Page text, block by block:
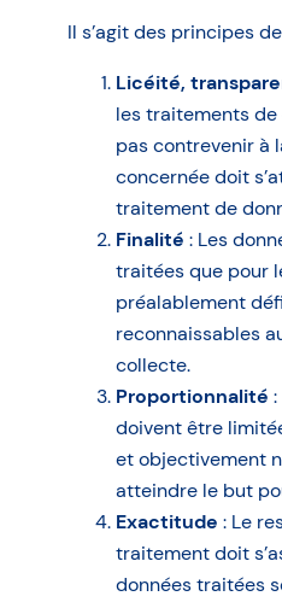
Il s’agit des principes
Licéité,
les traitements
pas contrevenir à
concernée doit
traitement de
Finalité : Les
traitées que pour
préalablement
reconnaissables
collecte.
Proportionnalité
doivent être
et objectivement
atteindre le but
Exactitude : Le
traitement doit
données traitées